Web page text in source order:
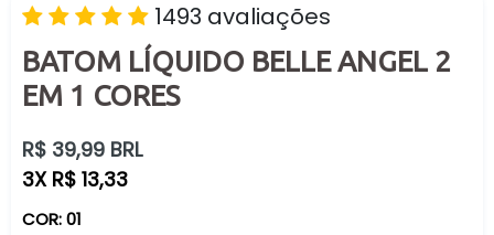
1493 avaliações
BATOM LÍQUIDO BELLE ANGEL 2
EM 1 CORES
Preço
normal
R$ 39,99 BRL
3X R$ 13,33
COR:01